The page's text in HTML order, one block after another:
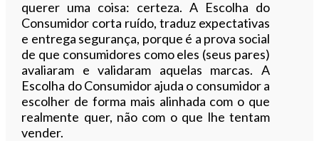
querer uma coisa: certeza. A Escolha do
Consumidor corta ruído, traduz expectativas
e entrega segurança, porque é a prova social
de que consumidores como eles (seus pares)
avaliaram e validaram aquelas marcas. A
Escolha do Consumidor ajuda o consumidor a
escolher de forma mais alinhada com o que
realmente quer, não com o que lhe tentam
vender.